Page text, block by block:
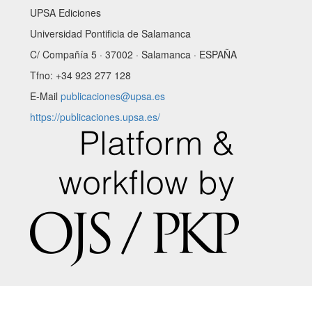
UPSA Ediciones
Universidad Pontificia de Salamanca
C/ Compañía 5 · 37002 · Salamanca · ESPAÑA
Tfno: +34 923 277 128
E-Mail publicaciones@upsa.es
https://publicaciones.upsa.es/